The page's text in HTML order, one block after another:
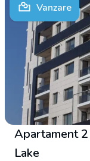
Vanzare
Apartament
Lake